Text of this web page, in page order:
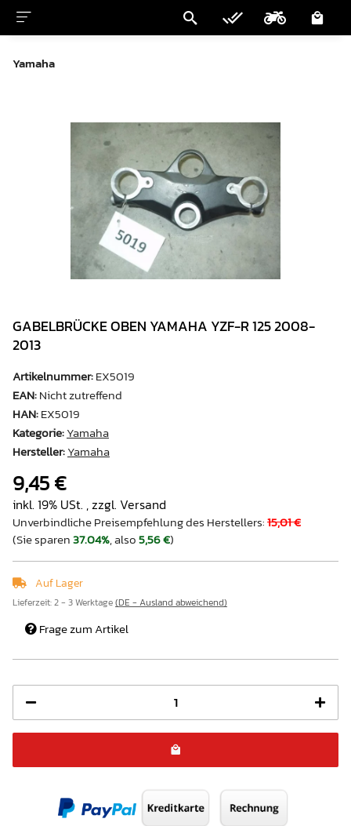
Yamaha
GABELBRÜCKE OBEN YAMAHA YZF-R 125 2008-
2013
Artikelnummer:EX5019
EAN:Nicht zutreffend
HAN:EX5019
Kategorie:Yamaha
Hersteller:Yamaha
9,45 €
inkl. 19% USt. , zzgl. Versand
Unverbindliche Preisempfehlung des Herstellers:15,01 €
(Sie sparen37.04%, also5,56 €)
Auf Lager
Lieferzeit:2 - 3 Werktage(DE - Ausland abweichend)
Frage zum Artikel